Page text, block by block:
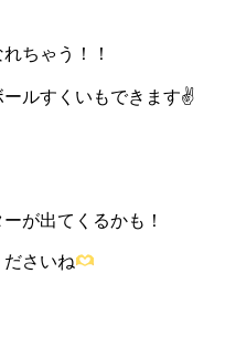
ちゃう！！
ールすくいもできます✌️
が出てくるかも！
さいね